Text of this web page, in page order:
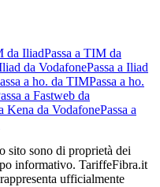
da IliadPassa a TIM da
da VodafonePassa a Iliad
a ho. da TIMPassa a ho.
a Fastweb da
Kena da VodafonePassa a
sito sono di proprietà dei
informativo. TariffeFibra.it
ufficialmente